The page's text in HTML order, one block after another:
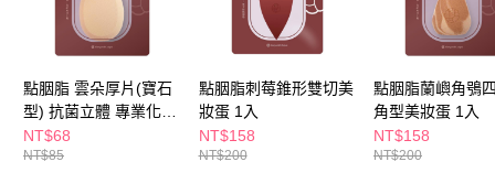
購買商品的店家。未經商家同意取消之訂單仍視為有效，需透過AFTEE先享
後付繳納相關費用。
※ 交易是否成功請以「AFTEE先享後付 」之結帳頁面顯示為準，若有關於
客戶支援中心」https://netprotections.freshdesk.com/support/home
【注意事項】
１．透過由恩沛科技股份有限公司提供之「AFTEE先享後付」服務完成之交
每筆NT$65，滿NT$490(含以上)免運費
付款後萊爾富取貨
每筆NT$65，滿NT$490(含以上)免運費
7-11取貨付款
每筆NT$65，滿NT$490(含以上)免運費
點胭脂 雲朵厚片(寶石
型) 抗菌立體 專業化妝
粉撲(1入)
NT$68
NT$85
點胭脂刺莓錐形雙切美
妝蛋 1入
NT$158
NT$200
點胭脂蘭嶼角鴞
角型美妝蛋 1入
NT$158
NT$200